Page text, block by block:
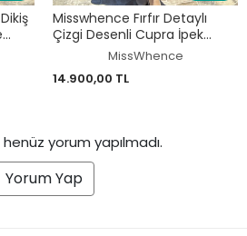
Misswhence Fırfır Detaylı
Çizgi Desenli Cupra İpek
Elbise 39808MissWhence
14.900,00 TL
yorum yapılmadı.
Yorum Yap